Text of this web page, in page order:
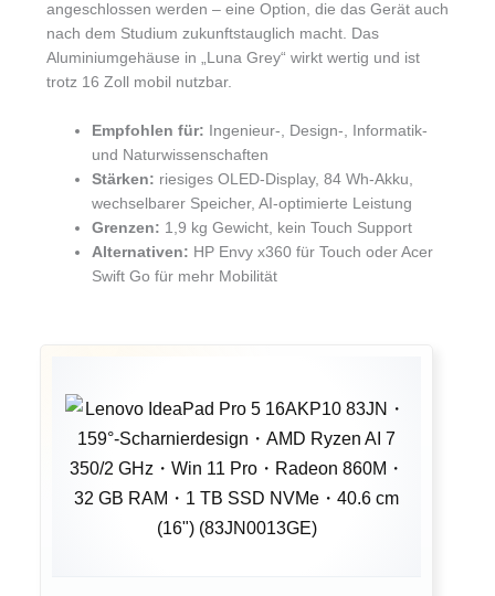
angeschlossen werden – eine Option, die das Gerät auch
nach dem Studium zukunftstauglich macht. Das
Aluminiumgehäuse in „Luna Grey“ wirkt wertig und ist
trotz 16 Zoll mobil nutzbar.
Empfohlen für: Ingenieur-, Design-, Informatik-
und Naturwissenschaften
Stärken: riesiges OLED-Display, 84 Wh-Akku,
wechselbarer Speicher, AI-optimierte Leistung
Grenzen: 1,9 kg Gewicht, kein Touch Support
Alternativen: HP Envy x360 für Touch oder Acer
Swift Go für mehr Mobilität